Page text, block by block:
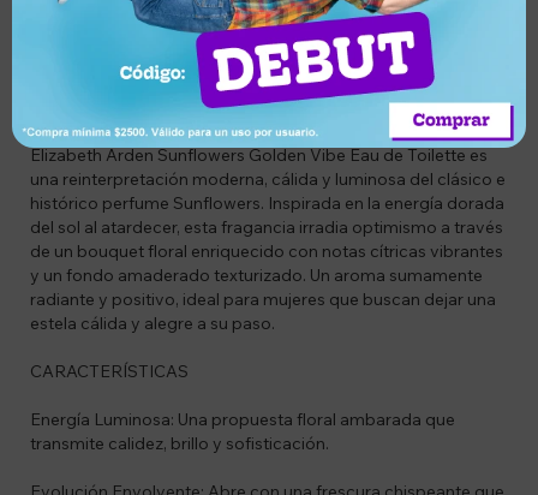
BG85805378608
DESCRIPCIÓN
Elizabeth Arden Sunflowers Golden Vibe Eau de Toilette es
una reinterpretación moderna, cálida y luminosa del clásico e
histórico perfume Sunflowers. Inspirada en la energía dorada
del sol al atardecer, esta fragancia irradia optimismo a través
de un bouquet floral enriquecido con notas cítricas vibrantes
y un fondo amaderado texturizado. Un aroma sumamente
radiante y positivo, ideal para mujeres que buscan dejar una
estela cálida y alegre a su paso.
CARACTERÍSTICAS
Energía Luminosa: Una propuesta floral ambarada que
transmite calidez, brillo y sofisticación.